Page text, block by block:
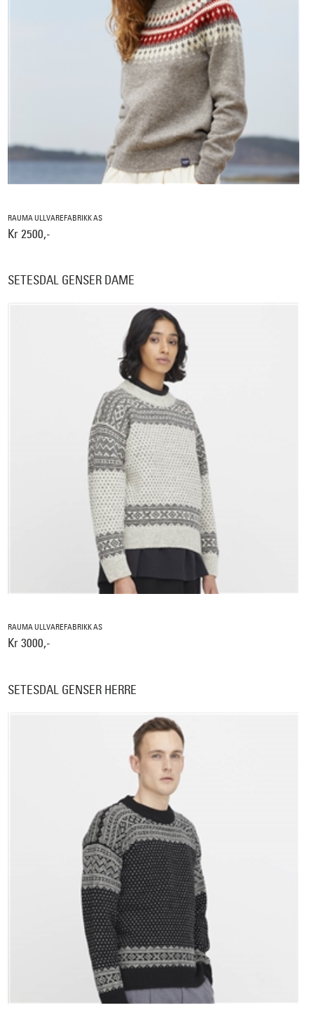
RAUMA ULLVAREFABRIKK AS
Kr 2500,-
SETESDAL GENSER DAME
RAUMA ULLVAREFABRIKK AS
Kr 3000,-
SETESDAL GENSER HERRE